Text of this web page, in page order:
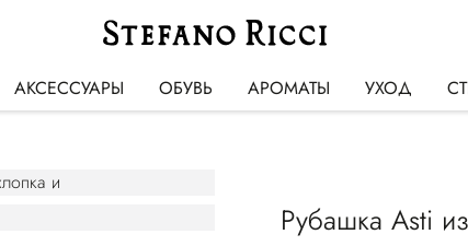
АКСЕССУАРЫ ОБУВЬ АРОМАТЫ УХОД
Рубашка Asti